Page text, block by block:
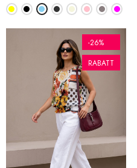
-26%
RABATT